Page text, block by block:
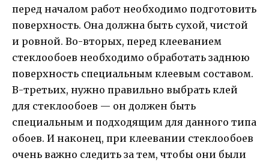
перед началом работ необходимо подготовить
поверхность. Она должна быть сухой, чистой
и ровной. Во-вторых, перед клееванием
стеклообоев необходимо обработать заднюю
поверхность специальным клеевым составом.
В-третьих, нужно правильно выбрать клей
для стеклообоев — он должен быть
специальным и подходящим для данного типа
обоев. И наконец, при клеевании стеклообоев
очень важно следить за тем, чтобы они были